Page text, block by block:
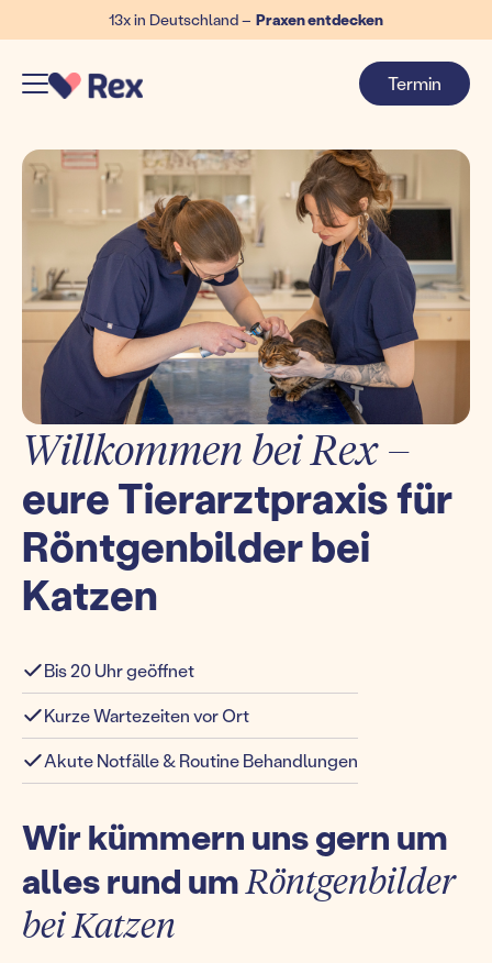
13x in Deutschland – Praxen entdecken
Termin
Willkommen bei Rex –
eure Tierarztpraxis für
Röntgenbilder bei
Katzen
Bis 20 Uhr geöffnet
Kurze Wartezeiten vor Ort
Akute Notfälle & Routine Behandlungen
Wir kümmern uns gern um
alles rund umRöntgenbilder
bei Katzen